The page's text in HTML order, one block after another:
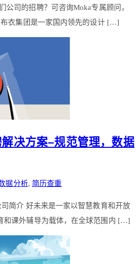
公司的招聘？可咨询Moka专属顾问，
衣集团是一家国内领先的设计 […]
解决方案–规范管理，数据
据分析, 简历查重
简介 好未来是一家以智慧教育和开放
和课外辅导为载体，在全球范围内 […]